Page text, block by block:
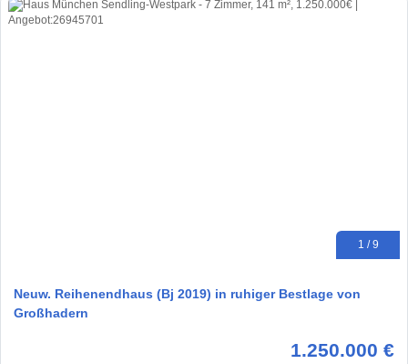
1 / 9
Neuw. Reihenendhaus (Bj 2019) in ruhiger Bestlage von
Großhadern
1.250.000 €